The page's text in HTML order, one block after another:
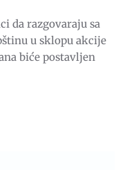
da razgovaraju sa
u sklopu akcije
biće postavljen